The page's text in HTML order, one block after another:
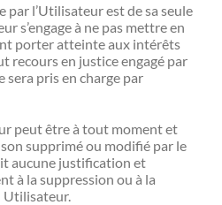
par l’Utilisateur est de sa seule
s’engage à ne pas mettre en
porter atteinte aux intérêts
recours en justice engagé par
sera pris en charge par
peut être à tout moment et
supprimé ou modifié par le
aucune justification et
à la suppression ou à la
Utilisateur.